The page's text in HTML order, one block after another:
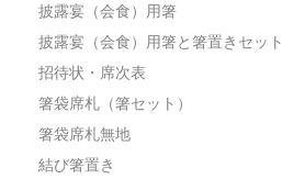
披露宴（会食）用箸
披露宴（会食）用箸と箸置きセット
招待状・席次表
箸袋席札（箸セット）
箸袋席札無地
結び箸置き